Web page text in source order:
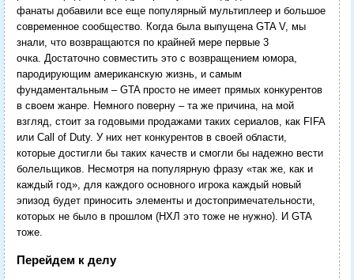
фанаты добавили все еще популярный мультиплеер и большое
современное сообщество. Когда была выпущена GTA V, мы
знали, что возвращаются по крайней мере первые 3
очка. Достаточно совместить это с возвращением юмора,
пародирующим американскую жизнь, и самым
фундаментальным – GTA просто не имеет прямых конкурентов
в своем жанре. Немного поверну – та же причина, на мой
взгляд, стоит за годовыми продажами таких сериалов, как FIFA
или Call of Duty. У них нет конкурентов в своей области,
которые достигли бы таких качеств и смогли бы надежно вести
болельщиков. Несмотря на популярную фразу «так же, как и
каждый год», для каждого основного игрока каждый новый
эпизод будет приносить элементы и достопримечательности,
которых не было в прошлом (НХЛ это тоже не нужно). И GTA
тоже.
Перейдем к делу